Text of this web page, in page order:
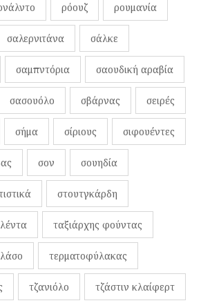
ρόουζ ρουμανία
σαλερνιτάνα σάλκε
σαμπντόρια σαουδική αραβία
σασουόλο σβάρνας σειρές
σήμα σίριους σιφουέντες
σον σουηδία
στουτγκάρδη
ταξιάρχης φούντας
τερματοφύλακας
τζανιόλο τζάστιν κλαίφερτ